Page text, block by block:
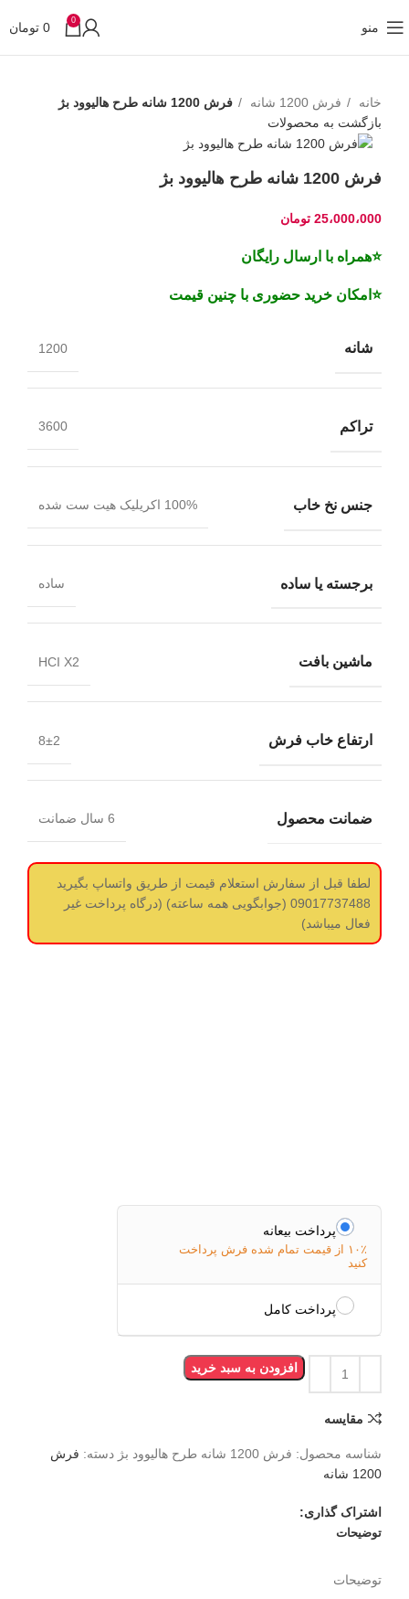
منو 0
0 تومان
خانه فرش 1200 شانه
فرش 1200 شانه طرح هالیوود بژ
بازگشت به محصولات
فرش 1200 شانه طرح هالیوود بژ
25،000،000 تومان
⭐همراه با ارسال رایگان
⭐امکان خرید حضوری با چنین قیمت
شانه 1200
تراکم 3600
جنس نخ خاب 100% اکریلیک هیت ست شده
برجسته یا ساده ساده
ماشین بافت HCI X2
ارتفاع خاب فرش 8±2
ضمانت محصول 6 سال ضمانت
لطفا قبل از سفارش استعلام قیمت از طریق واتساپ بگیرید
09017737488 (جوابگویی همه ساعته) (درگاه پرداخت غیر
فعال میباشد)
پرداخت بیعانه
۱۰٪ از قیمت تمام شده فرش پرداخت
کنید
پرداخت کامل
افزودن به سبد خرید
مقایسه
شناسه محصول: فرش 1200 شانه طرح هالیوود بژ دسته: فرش
1200 شانه
اشتراک گذاری:
توضیحات
توضیحات